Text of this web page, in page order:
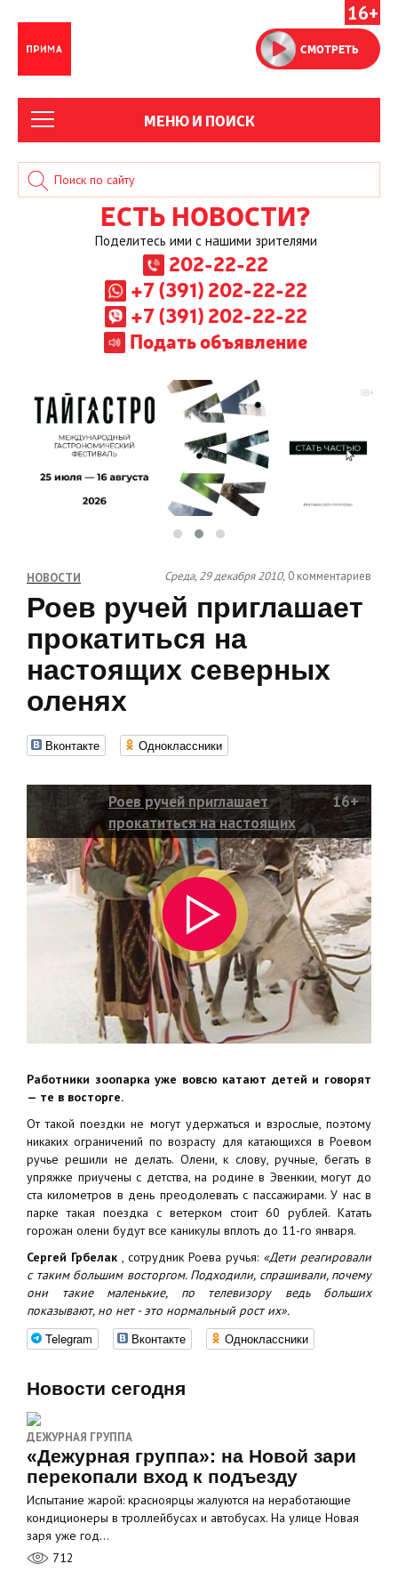
16+
СМОТРЕТЬ
МЕНЮ И ПОИСК
ЕСТЬ НОВОСТИ?
Поделитесь ими с нашими зрителями
202-22-22
+7 (391) 202-22-22
+7 (391) 202-22-22
Подать объявление
НОВОСТИ Среда, 29 декабря 2010, 0 комментариев
Роев ручей приглашает
прокатиться на
настоящих северных
оленях
Вконтакте Одноклассники
Роев ручей приглашает
прокатиться на настоящих
северных оленях
16+
Работники зоопарка уже вовсю катают детей и говорят
— те в восторге.
От такой поездки не могут удержаться и взрослые, поэтому
никаких ограничений по возрасту для катающихся в Роевом
ручье решили не делать. Олени, к слову, ручные, бегать в
упряжке приучены с детства, на родине в Эвенкии, могут до
ста километров в день преодолевать с пассажирами. У нас в
парке такая поездка с ветерком стоит 60 рублей. Катать
горожан олени будут все каникулы вплоть до 11-го января.
Сергей Грбелак , сотрудник Роева ручья: «Дети реагировали
с таким большим восторгом. Подходили, спрашивали, почему
они такие маленькие, по телевизору ведь больших
показывают, но нет - это нормальный рост их».
Telegram Вконтакте Одноклассники
Новости сегодня
ДЕЖУРНАЯ ГРУППА
«Дежурная группа»: на Новой зари
перекопали вход к подъезду
Испытание жарой: красноярцы жалуются на неработающие
кондиционеры в троллейбусах и автобусах. На улице Новая
заря уже год…
712